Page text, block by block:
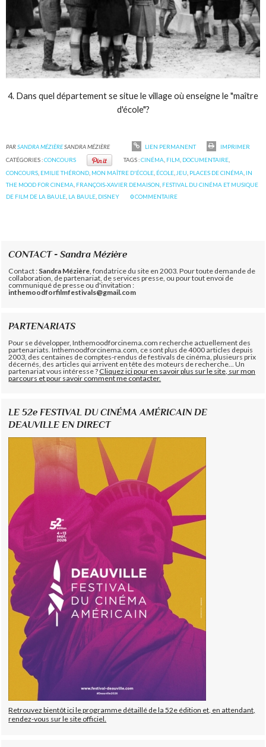
4. Dans quel département se situe le village où enseigne le "maître
d'école"?
PARSANDRA MÉZIÈRESANDRA MÉZIÈRE LIEN PERMANENT
IMPRIMER
CATÉGORIES :CONCOURS TAGS :CINÉMA FILM DOCUMENTAIRE,
CONCOURS EMILIE THÉROND MON MAÎTRE D'ÉCOLE ÉCOLE JEU PLACES DE CINÉMA IN
THE MOOD FOR CINEMA FRANÇOIS-XAVIER DEMAISON FESTIVAL DU CINÉMA ET MUSIQUE
DE FILM DE LA BAULE LA BAULE DISNEY 0COMMENTAIRE
CONTACT - Sandra Mézière
Contact : Sandra Mézière , fondatrice du site en 2003. Pour toute demande de
collaboration, de partenariat, de services presse, ou pour tout envoi de
communiqué de presse ou d'invitation :
inthemoodforfilmfestivals@gmail.com
PARTENARIATS
Pour se développer, Inthemoodforcinema.com recherche actuellement des
partenariats. Inthemoodforcinema.com, ce sont plus de 4000 articles depuis
2003, des centaines de comptes-rendus de festivals de cinéma, plusieurs prix
décernés, des articles qui arrivent en tête des moteurs de recherche... Un
partenariat vous intéresse ?Cliquez ici pour en savoir plus sur le site, sur mon
parcours et pour savoir comment me contacter.
LE 52e FESTIVAL DU CINÉMA AMÉRICAIN DE
DEAUVILLE EN DIRECT
Retrouvez bientôt ici le programme détaillé de la 52e édition et, en attendant,
rendez-vous sur le site officiel.